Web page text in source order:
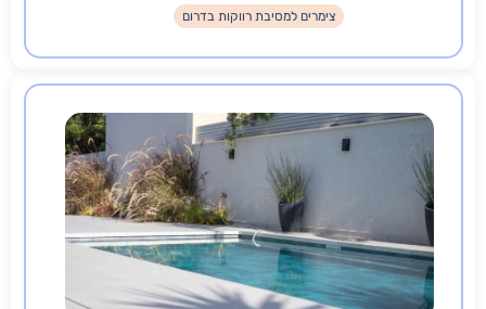
צימרים למסיבת רווקות בדרום